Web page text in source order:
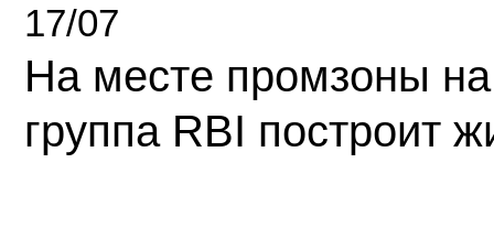
17/07
На месте промзоны
группа RBI построит